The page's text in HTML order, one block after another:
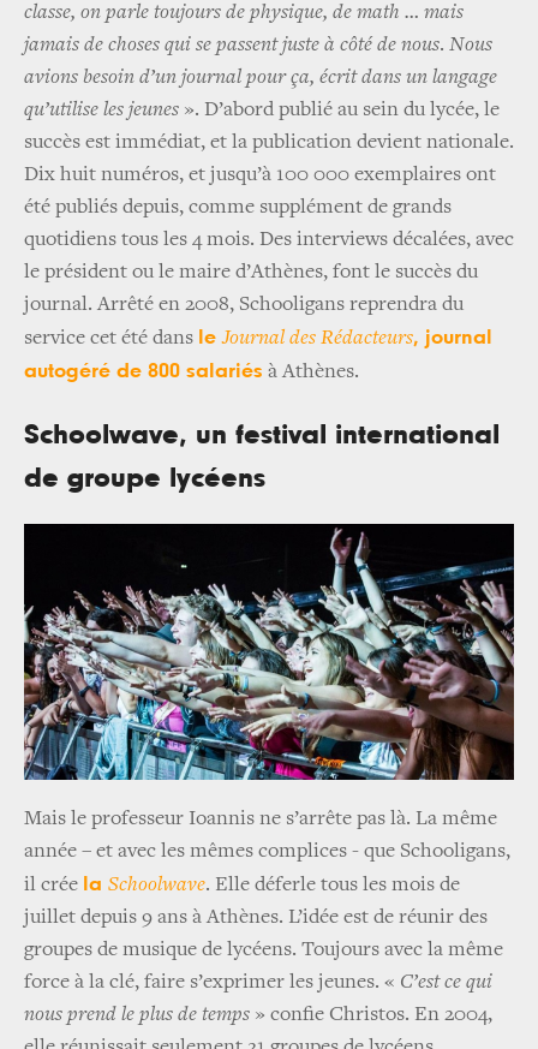
classe, on parle toujours de physique, de math … mais
jamais de choses qui se passent juste à côté de nous. Nous
avions besoin d’un journal pour ça, écrit dans un langage
qu’utilise les jeunes ». D’abord publié au sein du lycée, le
succès est immédiat, et la publication devient nationale.
Dix huit numéros, et jusqu’à 100 000 exemplaires ont
été publiés depuis, comme supplément de grands
quotidiens tous les 4 mois. Des interviews décalées, avec
le président ou le maire d’Athènes, font le succès du
journal. Arrêté en 2008, Schooligans reprendra du
service cet été dans leJournal des Rédacteurs, journal
autogéré de 800 salariés à Athènes.
Schoolwave, un festival international
de groupe lycéens
Mais le professeur Ioannis ne s’arrête pas là. La même
année – et avec les mêmes complices - que Schooligans,
il crée la Schoolwave. Elle déferle tous les mois de
juillet depuis 9 ans à Athènes. L’idée est de réunir des
groupes de musique de lycéens. Toujours avec la même
force à la clé, faire s’exprimer les jeunes. « C’est ce qui
nous prend le plus de temps » confie Christos. En 2004,